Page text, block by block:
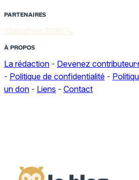
PARTENAIRES
Stabathon 2026 🔪
À PROPOS
La rédaction - Devenez
- Politique de confidentialité -
un don - Liens - Contact